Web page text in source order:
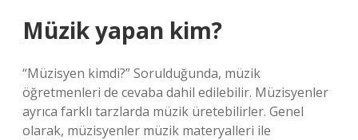
Müzik yapan kim?
“Müzisyen kimdi?” Sorulduğunda, müzik
öğretmenleri de cevaba dahil edilebilir. Müzisyenler
ayrıca farklı tarzlarda müzik üretebilirler. Genel
olarak, müzisyenler müzik materyalleri ile